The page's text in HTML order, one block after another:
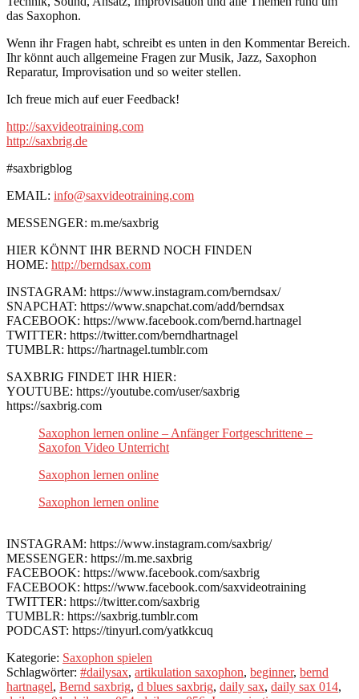
das Saxophon.
Wenn ihr Fragen habt, schreibt es unten in den Kommentar Bereich.
Ihr könnt auch allgemeine Fragen zur Musik, Jazz, Saxophon
Reparatur, Improvisation und so weiter stellen.
Ich freue mich auf euer Feedback!
http://saxvideotraining.com
http://saxbrig.de
#saxbrigblog
EMAIL: info@saxvideotraining.com
MESSENGER: m.me/saxbrig
HIER KÖNNT IHR BERND NOCH FINDEN
HOME: http://berndsax.com
INSTAGRAM: https://www.instagram.com/berndsax/
SNAPCHAT: https://www.snapchat.com/add/berndsax
FACEBOOK: https://www.facebook.com/bernd.hartnagel
TWITTER: https://twitter.com/berndhartnagel
TUMBLR: https://hartnagel.tumblr.com
SAXBRIG FINDET IHR HIER:
YOUTUBE: https://youtube.com/user/saxbrig
https://saxbrig.com
Saxophon lernen online – Anfänger Fortgeschrittene –
Saxofon Video Unterricht
Saxophon lernen online
Saxophon lernen online
INSTAGRAM: https://www.instagram.com/saxbrig/
MESSENGER: https://m.me.saxbrig
FACEBOOK: https://www.facebook.com/saxbrig
FACEBOOK: https://www.facebook.com/saxvideotraining
TWITTER: https://twitter.com/saxbrig
TUMBLR: https://saxbrig.tumblr.com
PODCAST: https://tinyurl.com/yatkkcuq
Kategorie: Saxophon spielen
Schlagwörter: #dailysax, artikulation saxophon, beginner, bernd
hartnagel, Bernd saxbrig, d blues saxbrig, daily sax, daily sax 014,